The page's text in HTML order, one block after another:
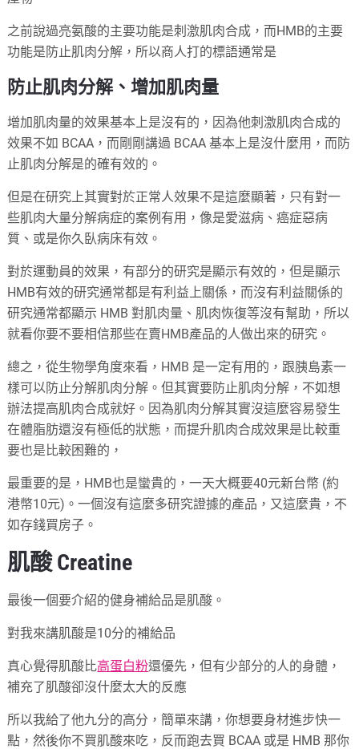
之前說過亮氨酸的主要功能是刺激肌肉合成，而HMB的主要
功能是防止肌肉分解，所以商人打的標語通常是
防止肌肉分解、增加肌肉量
增加肌肉量的效果基本上是沒有的，因為他刺激肌肉合成的
效果不如 BCAA，而剛剛講過 BCAA 基本上是沒什麼用，而防
止肌肉分解是的確有效的。
但是在研究上其實對於正常人效果不是這麼顯著，只有對一
些肌肉大量分解病症的案例有用，像是愛滋病、癌症惡病
質、或是你久臥病床有效。
對於運動員的效果，有部分的研究是顯示有效的，但是顯示
HMB有效的研究通常都是有利益上關係，而沒有利益關係的
研究通常都顯示 HMB 對肌肉量、肌肉恢復等沒有幫助，所以
就看你要不要相信那些在賣HMB產品的人做出來的研究。
總之，從生物學角度來看，HMB 是一定有用的，跟胰島素一
樣可以防止分解肌肉分解。但其實要防止肌肉分解，不如想
辦法提高肌肉合成就好。因為肌肉分解其實沒這麼容易發生
在體脂肪還沒有極低的狀態，而提升肌肉合成效果是比較重
要也是比較困難的，
最重要的是，HMB也是蠻貴的，一天大概要40元新台幣 (約
港幣10元)。一個沒有這麼多研究證據的產品，又這麼貴，不
如存錢買房子。
肌酸 Creatine
最後一個要介紹的健身補給品是肌酸。
對我來講肌酸是10分的補給品
真心覺得肌酸比高蛋白粉還優先，但有少部分的人的身體，
補充了肌酸卻沒什麼太大的反應
所以我給了他九分的高分，簡單來講，你想要身材進步快一
點，然後你不買肌酸來吃，反而跑去買 BCAA 或是 HMB 那你